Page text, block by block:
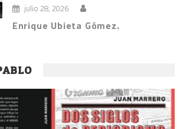
julio 28, 2026
Enrique Ubieta Gómez.